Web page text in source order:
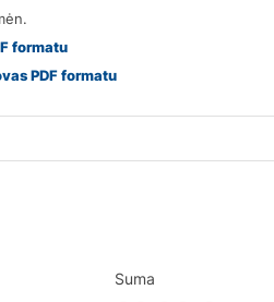
formatu
PDF formatu
Suma